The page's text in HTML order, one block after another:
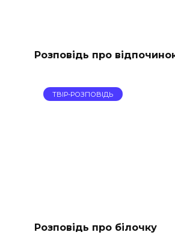
Розповідь про
ТВІР-РОЗПОВІДЬ
Розповідь про білочку